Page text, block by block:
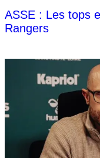
ASSE : Les tops
Rangers